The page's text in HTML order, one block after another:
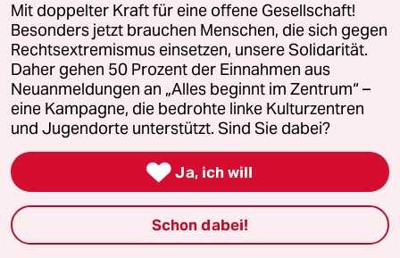
Fragen & Hilfe
Feedback
Aboservice
ePaper Login
Downloads für Abonnierende
Mit doppelter Kraft für eine offene Gesellschaft!
Besonders jetzt brauchen Menschen, die sich gegen
Rechtsextremismus einsetzen, unsere Solidarität.
Daher gehen 50 Prozent der Einnahmen aus
Neuanmeldungen an „Alles beginnt im Zentrum“ –
eine Kampagne, die bedrohte linke Kulturzentren
und Jugendorte unterstützt. Sind Sie dabei?
 Ja, ich will
Schon dabei!